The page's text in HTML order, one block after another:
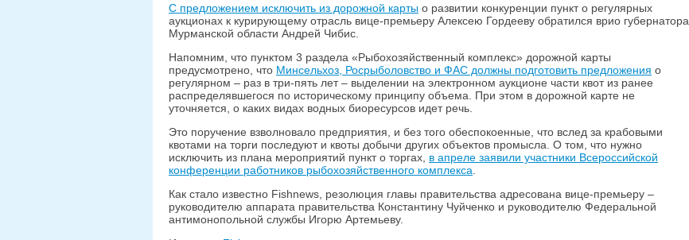
С предложением исключить из дорожной карты о развитии конкуренции пункт о регулярных
аукционах к курирующему отрасль вице-премьеру Алексею Гордееву обратился врио губернатора
Мурманской области Андрей Чибис.
Напомним, что пунктом 3 раздела «Рыбохозяйственный комплекс» дорожной карты
предусмотрено, что Минсельхоз, Росрыболовство и ФАС должны подготовить предложения о
регулярном – раз в три-пять лет – выделении на электронном аукционе части квот из ранее
распределявшегося по историческому принципу объема. При этом в дорожной карте не
уточняется, о каких видах водных биоресурсов идет речь.
Это поручение взволновало предприятия, и без того обеспокоенные, что вслед за крабовыми
квотами на торги последуют и квоты добычи других объектов промысла. О том, что нужно
исключить из плана мероприятий пункт о торгах, в апреле заявили участники Всероссийской
конференции работников рыбохозяйственного комплекса
Как стало известно Fishnews, резолюция главы правительства адресована вице-премьеру –
руководителю аппарата правительства Константину Чуйченко и руководителю Федеральной
антимонопольной службы Игорю Артемьеву.